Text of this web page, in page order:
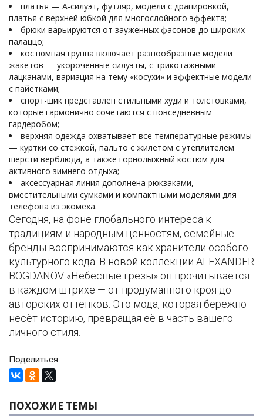
платья — А-силуэт, футляр, модели с драпировкой,
платья с верхней юбкой для многослойного эффекта;
брюки варьируются от зауженных фасонов до широких
палаццо;
костюмная группа включает разнообразные модели
жакетов — укороченные силуэты, с трикотажными
лацканами, вариация на тему «косухи» и эффектные модели
с пайетками;
спорт-шик представлен стильными худи и толстовками,
которые гармонично сочетаются с повседневным
гардеробом;
верхняя одежда охватывает все температурные режимы
— куртки со стёжкой, пальто с жилетом с утеплителем
шерсти верблюда, а также горнолыжный костюм для
активного зимнего отдыха;
аксессуарная линия дополнена рюкзаками,
вместительными сумками и компактными моделями для
телефона из экомеха.
Сегодня, на фоне глобального интереса к
традициям и народным ценностям, семейные
бренды воспринимаются как хранители особого
культурного кода. В новой коллекции ALEXANDER
BOGDANOV «Небесные грёзы» он прочитывается
в каждом штрихе — от продуманного кроя до
авторских оттенков. Это мода, которая бережно
несёт историю, превращая её в часть вашего
личного стиля.
Поделиться:
ПОХОЖИЕ ТЕМЫ